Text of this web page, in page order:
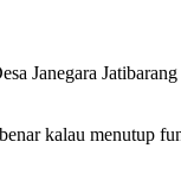
Janegara
kalau menutup